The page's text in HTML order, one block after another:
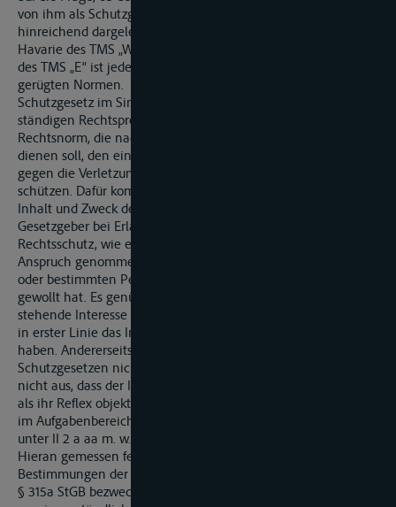
von ihm als Schutzgesetze angeführten Bestimmungen
hinreichend dargelegt hat. Denn die durch die Folgen der
Havarie des TMS „W“ beeinträchtigte Nutzungsmöglichkeit
des TMS „E“ ist jedenfalls nicht Schutzzweck der als verletzt
gerügten Normen.
Schutzgesetz im Sinne von § 823 Abs. 2 BGB ist nach der
ständigen Rechtsprechung des Bundesgerichtshofs eine
Rechtsnorm, die nach Zweck und Inhalt zumindest auch dazu
dienen soll, den einzelnen oder einzelne Personenkreise
gegen die Verletzung eines bestimmten Rechtsgutes zu
schützen. Dafür kommt es nicht auf die Wirkung, sondern auf
Inhalt und Zweck des Gesetzes sowie darauf an, ob der
Gesetzgeber bei Erlass des Gesetzes gerade einen
Rechtsschutz, wie er wegen der behaupteten Verletzung in
Anspruch genommen wird, zugunsten von Einzelpersonen
oder bestimmten Personenkreisen gewollt oder doch mit
gewollt hat. Es genügt, dass die Norm auch das in Frage
stehende Interesse des Einzelnen schützen soll, mag sie auch
in erster Linie das Interesse der Allgemeinheit im Auge
haben. Andererseits soll der Anwendungsbereich von
Schutzgesetzen nicht ausgeufert werden. Deshalb reicht es
nicht aus, dass der Individualschutz durch Befolgung der Norm
als ihr Reflex objektiv erreicht werden kann; er muss vielmehr
im Aufgabenbereich der Norm liegen (BGH NJW 2004, 356
unter II 2 a aa m. w. N.).
Hieran gemessen fehlt den vom Kläger angeführten
Bestimmungen der Charakter von Schutzgesetzen.
§ 315a StGB bezweckt, wie schon der Wortlaut der Norm